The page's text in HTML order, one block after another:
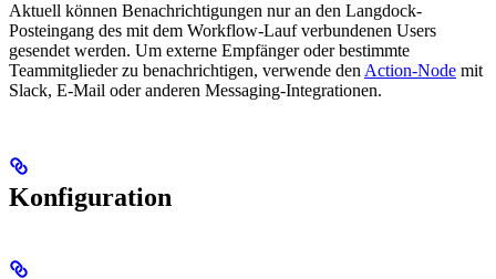
Aktuell können Benachrichtigungen nur an den Langdock-
Posteingang des mit dem Workflow-Lauf verbundenen Users
gesendet werden. Um externe Empfänger oder bestimmte
Teammitglieder zu benachrichtigen, verwende den Action-Node mit
Slack, E-Mail oder anderen Messaging-Integrationen.
Konfiguration